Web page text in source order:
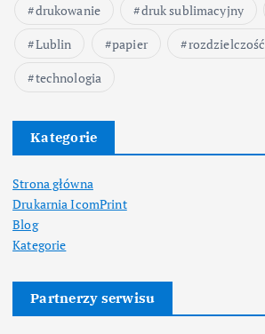
drukowanie
druk sublimacyjny
Lublin
papier
rozdzielczość
technologia
Kategorie
Strona główna
Drukarnia IcomPrint
Blog
Kategorie
Partnerzy serwisu